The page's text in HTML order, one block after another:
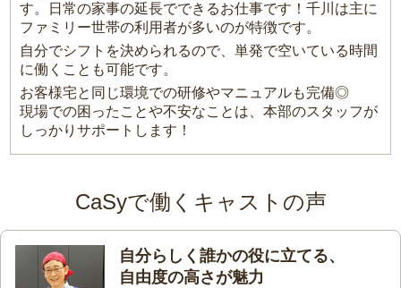
す。日常の家事の延長でできるお仕事です！千川は主に
ファミリー世帯の利用者が多いのが特徴です。
自分でシフトを決められるので、単発で空いている時間
に働くことも可能です。
お客様宅と同じ環境での研修やマニュアルも完備◎
現場での困ったことや不安なことは、本部のスタッフが
しっかりサポートします！
CaSyで働くキャストの声
自分らしく誰かの役に立てる、
自由度の高さが魅力